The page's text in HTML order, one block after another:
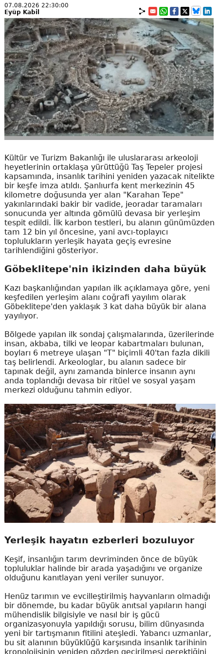
07.08.2026 22:30:00
Eyüp Kabil
Kültür ve Turizm Bakanlığı ile uluslararası arkeoloji
heyetlerinin ortaklaşa yürüttüğü Taş Tepeler projesi
kapsamında, insanlık tarihini yeniden yazacak nitelikte
bir keşfe imza atıldı. Şanlıurfa kent merkezinin 45
kilometre doğusunda yer alan "Karahan Tepe"
yakınlarındaki bakir bir vadide, jeoradar taramaları
sonucunda yer altında gömülü devasa bir yerleşim
tespit edildi. İlk karbon testleri, bu alanın günümüzden
tam 12 bin yıl öncesine, yani avcı-toplayıcı
toplulukların yerleşik hayata geçiş evresine
tarihlendiğini gösteriyor.
Göbeklitepe'nin ikizinden daha büyük
Kazı başkanlığından yapılan ilk açıklamaya göre, yeni
keşfedilen yerleşim alanı coğrafi yayılım olarak
Göbeklitepe'den yaklaşık 3 kat daha büyük bir alana
yayılıyor.
Bölgede yapılan ilk sondaj çalışmalarında, üzerilerinde
insan, akbaba, tilki ve leopar kabartmaları bulunan,
boyları 6 metreye ulaşan "T" biçimli 40'tan fazla dikili
taş belirlendi. Arkeologlar, bu alanın sadece bir
tapınak değil, aynı zamanda binlerce insanın aynı
anda toplandığı devasa bir ritüel ve sosyal yaşam
merkezi olduğunu tahmin ediyor.
Yerleşik hayatın ezberleri bozuluyor
Keşif, insanlığın tarım devriminden önce de büyük
topluluklar halinde bir arada yaşadığını ve organize
olduğunu kanıtlayan yeni veriler sunuyor.
Henüz tarımın ve evcilleştirilmiş hayvanların olmadığı
bir dönemde, bu kadar büyük anıtsal yapıların hangi
mühendislik bilgisiyle ve nasıl bir iş gücü
organizasyonuyla yapıldığı sorusu, bilim dünyasında
yeni bir tartışmanın fitilini ateşledi. Yabancı uzmanlar,
bu sit alanının büyüklüğü karşısında insanlık tarihinin
kronolojisinin yeniden gözden geçirilmesi gerektiğini